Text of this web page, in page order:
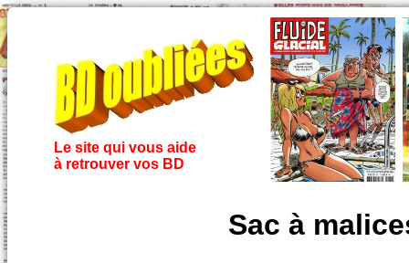
Le site qui vous aide
à retrouver vos BD
Sac à